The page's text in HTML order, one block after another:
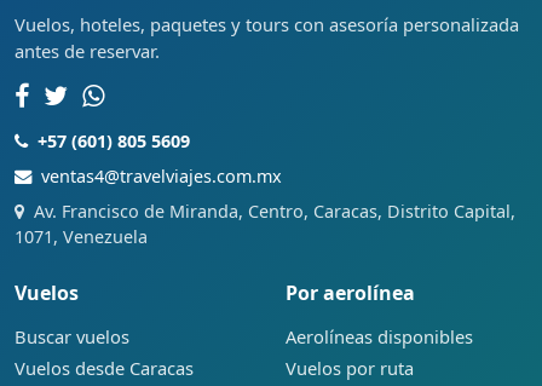
Vuelos, hoteles, paquetes y tours con asesoría personalizada
antes de reservar.
+57 (601) 805 5609
ventas4@travelviajes.com.mx
Av. Francisco de Miranda, Centro, Caracas, Distrito Capital,
1071, Venezuela
Vuelos
Buscar vuelos
Vuelos desde Caracas
Por aerolínea
Aerolíneas disponibles
Vuelos por ruta